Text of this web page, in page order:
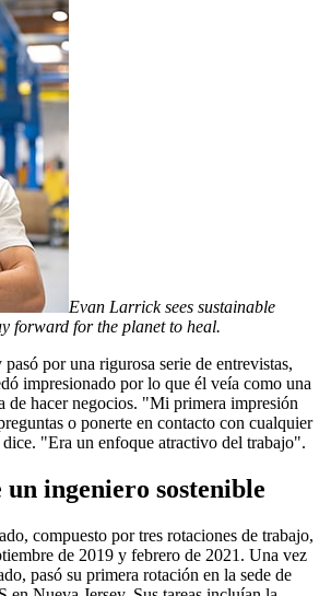
Evan Larrick sees sustainable
forward for the planet to heal.
por una rigurosa serie de entrevistas,
impresionado por lo que él veía como una
de hacer negocios. "Mi primera impresión
o ponerte en contacto con cualquier
"Era un enfoque atractivo del trabajo".
ingeniero sostenible
compuesto por tres rotaciones de trabajo,
de 2019 y febrero de 2021. Una vez
pasó su primera rotación en la sede de